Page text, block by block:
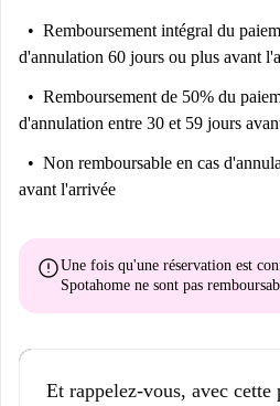
Remboursement intégral du
d'annulation 60 jours ou plus avant
Remboursement de 50% du
d'annulation entre 30 et 59 jours
Non remboursable en cas
avant l'arrivée
errorUne fois qu'une réservation est
Spotahome ne sont pas
Et rappelez-vous, avec cette